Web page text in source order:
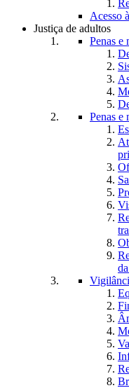
Acesso
Justiça de adultos
Penas e
Penas e